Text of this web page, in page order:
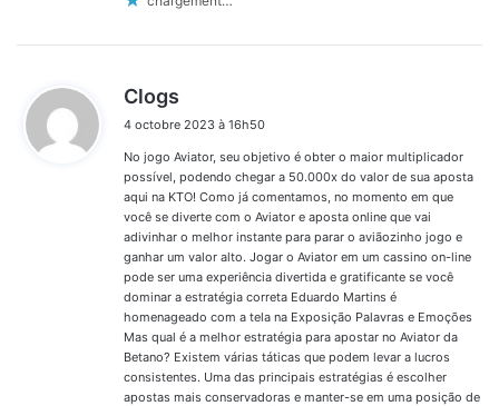
Clogs
t
:
4 octobre 2023 à 16h50
No jogo Aviator, seu objetivo é obter o maior multiplicador
possível, podendo chegar a 50.000x do valor de sua aposta
aqui na KTO! Como já comentamos, no momento em que
você se diverte com o Aviator e aposta online que vai
adivinhar o melhor instante para parar o aviãozinho jogo e
ganhar um valor alto. Jogar o Aviator em um cassino on-line
pode ser uma experiência divertida e gratificante se você
dominar a estratégia correta Eduardo Martins é
homenageado com a tela na Exposição Palavras e Emoções
Mas qual é a melhor estratégia para apostar no Aviator da
Betano? Existem várias táticas que podem levar a lucros
consistentes. Uma das principais estratégias é escolher
apostas mais conservadoras e manter-se em uma posição de